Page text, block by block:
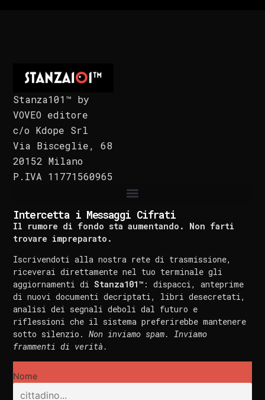
Stanza101™ by
VOVEO editore
c/o Kdope Srl
Via Bisceglie, 68
20152 Milano
P.IVA 11771560965
Intercetta i Messaggi Cifrati
Il rumore di fondo sta aumentando. Non farti
trovare impreparato.
Iscrivendoti alla nostra rete di trasmissione,
riceverai direttamente nel tuo terminale gli
aggiornamenti diStanza101™ : dispacci, anteprime
di nuovi documenti decriptati, libri desecretati,
analisi dei segnali deboli dal futuro e
riflessioni che il sistema preferirebbe mantenere
sotto silenzio.Non inviamo spam. Inviamo
frammenti di verità.
Nome